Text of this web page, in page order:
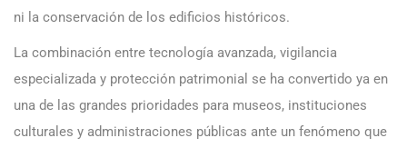
ni la conservación de los edificios históricos.
La combinación entre tecnología avanzada, vigilancia
especializada y protección patrimonial se ha convertido ya en
una de las grandes prioridades para museos, instituciones
culturales y administraciones públicas ante un fenómeno que